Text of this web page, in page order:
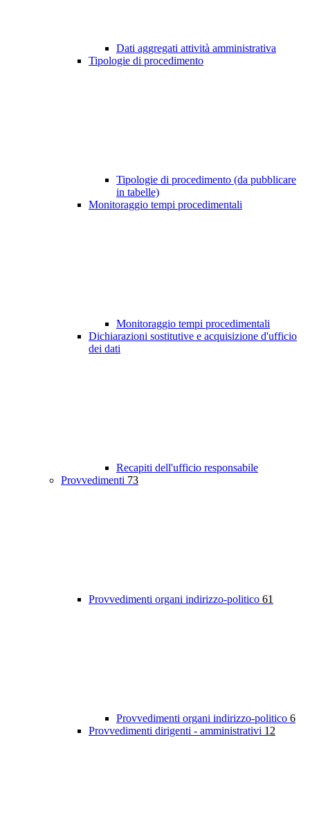
Dati aggregati attività amministrativa
Tipologie di procedimento
Tipologie di procedimento (da pubblicare
in tabelle)
Monitoraggio tempi procedimentali
Monitoraggio tempi procedimentali
Dichiarazioni sostitutive e acquisizione d'ufficio
dei dati
Recapiti dell'ufficio responsabile
Provvedimenti 73
Provvedimenti organi indirizzo-politico 61
Provvedimenti organi indirizzo-politico 6
Provvedimenti dirigenti - amministrativi 12